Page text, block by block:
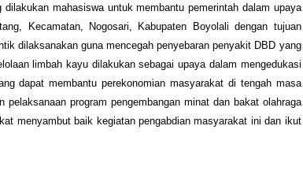
mahasiswa untuk membantu pemerintah dalam upaya
Kecamatan, Nogosari, Kabupaten Boyolali dengan tujuan
dilaksanakan guna mencegah penyebaran penyakit DBD yang
limbah kayu dilakukan sebagai upaya dalam mengedukasi
dapat membantu perekonomian masyarakat di tengah masa
program pengembangan minat dan bakat olahraga
menyambut baik kegiatan pengabdian masyarakat ini dan ikut